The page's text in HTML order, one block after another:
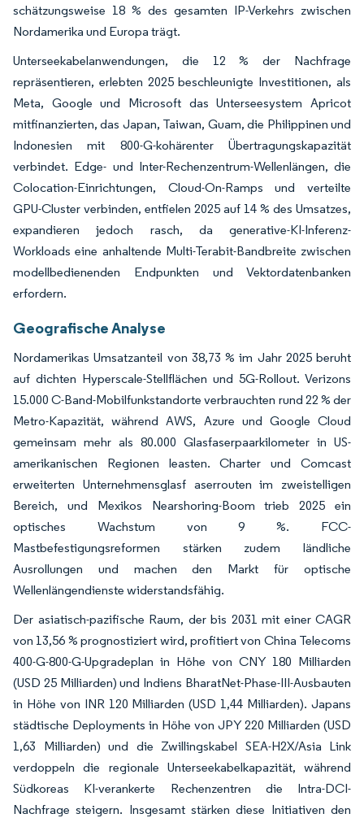
schätzungsweise 18 % des gesamten IP-Verkehrs zwischen
Nordamerika und Europa trägt.
Unterseekabelanwendungen, die 12 % der Nachfrage
repräsentieren, erlebten 2025 beschleunigte Investitionen, als
Meta, Google und Microsoft das Unterseesystem Apricot
mitfinanzierten, das Japan, Taiwan, Guam, die Philippinen und
Indonesien mit 800-G-kohärenter Übertragungskapazität
verbindet. Edge- und Inter-Rechenzentrum-Wellenlängen, die
Colocation-Einrichtungen, Cloud-On-Ramps und verteilte
GPU-Cluster verbinden, entfielen 2025 auf 14 % des Umsatzes,
expandieren jedoch rasch, da generative-KI-Inferenz-
Workloads eine anhaltende Multi-Terabit-Bandbreite zwischen
modellbedienenden Endpunkten und Vektordatenbanken
erfordern.
Geografische Analyse
Nordamerikas Umsatzanteil von 38,73 % im Jahr 2025 beruht
auf dichten Hyperscale-Stellflächen und 5G-Rollout. Verizons
15.000 C-Band-Mobilfunkstandorte verbrauchten rund 22 % der
Metro-Kapazität, während AWS, Azure und Google Cloud
gemeinsam mehr als 80.000 Glasfaserpaarkilometer in US-
amerikanischen Regionen leasten. Charter und Comcast
erweiterten Unternehmensglasf aserrouten im zweistelligen
Bereich, und Mexikos Nearshoring-Boom trieb 2025 ein
optisches Wachstum von 9 %. FCC-
Mastbefestigungsreformen stärken zudem ländliche
Ausrollungen und machen den Markt für optische
Wellenlängendienste widerstandsfähig.
Der asiatisch-pazifische Raum, der bis 2031 mit einer CAGR
von 13,56 % prognostiziert wird, profitiert von China Telecoms
400-G-800-G-Upgradeplan in Höhe von CNY 180 Milliarden
(USD 25 Milliarden) und Indiens BharatNet-Phase-III-Ausbauten
in Höhe von INR 120 Milliarden (USD 1,44 Milliarden). Japans
städtische Deployments in Höhe von JPY 220 Milliarden (USD
1,63 Milliarden) und die Zwillingskabel SEA-H2X/Asia Link
verdoppeln die regionale Unterseekabelkapazität, während
Südkoreas KI-verankerte Rechenzentren die Intra-DCI-
Nachfrage steigern. Insgesamt stärken diese Initiativen den